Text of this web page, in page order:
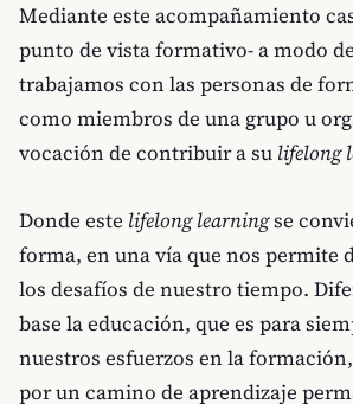
Mediante este acompañamiento
punto de vista formativo- a modo
trabajamos con las personas de
como miembros de una grupo u
vocación de contribuir a su lifelong
Donde este lifelong learningse
forma, en una vía que nos permite
los desafíos de nuestro tiempo.
base la educación, que es para
nuestros esfuerzos en la
por un camino de aprendizaje